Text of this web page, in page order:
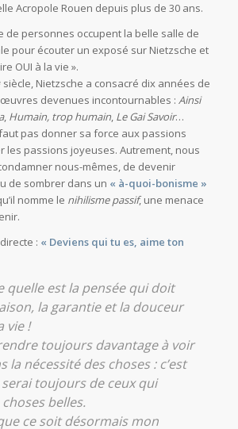
Acropole Rouen depuis plus de 30 ans.
de personnes occupent la belle salle de
pour écouter un exposé sur Nietzsche et
OUI à la vie ».
siècle, Nietzsche a consacré dix années de
devenues incontournables : Ainsi
, Humain, trop humain, Le Gai Savoir…
pas donner sa force aux passions
les passions joyeuses. Autrement, nous
nous-mêmes, de devenir
de sombrer dans un « à-quoi-bonisme »
nomme le nihilisme passif, une menace
: « Deviens qui tu es, aime ton
quelle est la pensée qui doit
la garantie et la douceur
vie !
toujours davantage à voir
la nécessité des choses : c’est
toujours de ceux qui
belles.
ce soit désormais mon